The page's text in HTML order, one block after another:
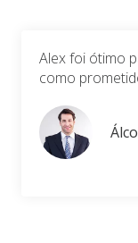
Alex foi ótimo
como